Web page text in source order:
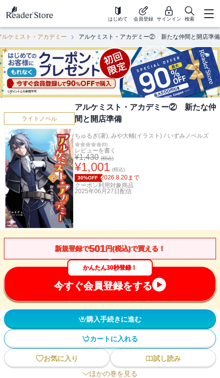
はじめて 会員登録 サインイン 検索
ルケミスト・アカデミー アルケミスト・アカデミー② 新たな仲間と開店準備
ライトノベル
アルケミスト・アカデミー② 新たな仲
間と開店準備
ちゅるぎ(著), みや大輔(イラスト) / いずみノベルズ
(0)
レビューを書く
¥1,430 (税込)
¥1,001 (税込)
30%OFF 2026.8.20まで
クーポン利用対象商品
2025年06月27日 配信
新規登録で501 円(税込)で買える！
かんたん30秒登録！
今すぐ会員登録をする
購入手続きに進む
カートに入れる
お気に入り
試し読み
ほかの巻を見る